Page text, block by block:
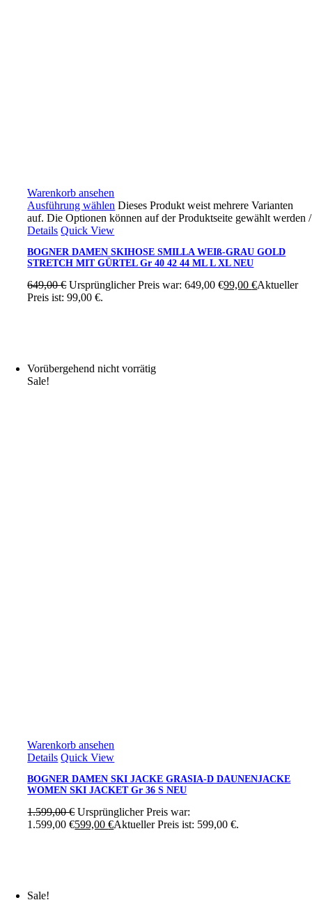
Warenkorb ansehen
Ausführung wählen Dieses Produkt weist mehrere Varianten
auf. Die Optionen können auf der Produktseite gewählt werden/
Details Quick View
BOGNER DAMEN SKIHOSE SMILLA WEIß-GRAU GOLD
STRETCH MIT GÜRTEL Gr 40 42 44 ML L XL NEU
649,00€ Ursprünglicher Preis war: 649,00 €99,00€Aktueller
Preis ist: 99,00 €.
Vorübergehend nicht vorrätig
Sale!
Warenkorb ansehen
Details Quick View
BOGNER DAMEN SKI JACKE GRASIA-D DAUNENJACKE
WOMEN SKI JACKET Gr 36 S NEU
1.599,00€ Ursprünglicher Preis war:
1.599,00 €599,00€Aktueller Preis ist: 599,00 €.
Sale!